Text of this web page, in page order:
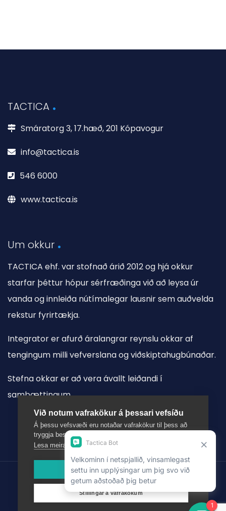
TACTICA
Smáratorg 3, 17.hæð, 201 Kópavogur
info@tactica.is
546 6000
www.tactica.is
Um okkur
TACTICA ehf. var stofnað árið 2012 og hjá okkur
starfar þéttur hópur sérfræðinga við að leysa úr
vanda og innleiða nútímalegar lausnir sem auðvelda
rekstur fyrirtækja.
Integrator er afurð áralangrar reynslu okkar af
tengingum milli vefverslana og viðskiptahugbúnaðar.
Stefna okkar er að vera ávallt leiðandi í
samþættingum.
Allur réttur áskilinn.
Við notum vafrakökur á þessari vefsíðu
Á þessu vefsvæði eru notaðar vafrakökur til þess að
tryggja bestu mögulegu upplifun notenda.
Lesa meira
Leyfa vafrakökur
Stillingar á vafrakökum